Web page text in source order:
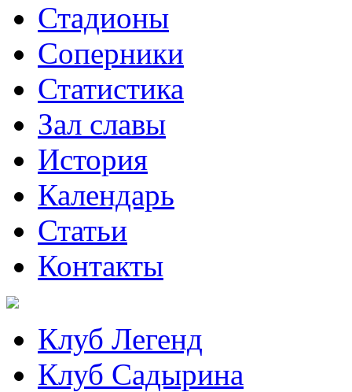
Стадионы
Соперники
Статистика
Зал славы
История
Календарь
Статьи
Контакты
Клуб Легенд
Клуб Садырина